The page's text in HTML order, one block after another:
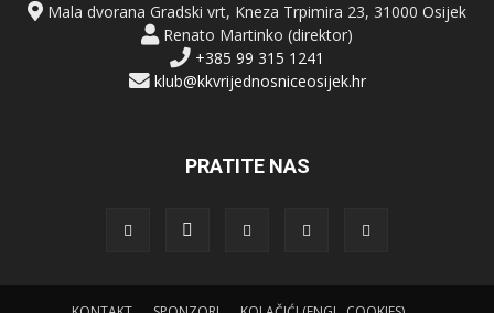
Mala dvorana Gradski vrt, Kneza Trpimira 23, 31000 Osijek
Renato Martinko (direktor)
+385 99 315 1241
klub@kkvrijednosniceosijek.hr
PRATITE NAS